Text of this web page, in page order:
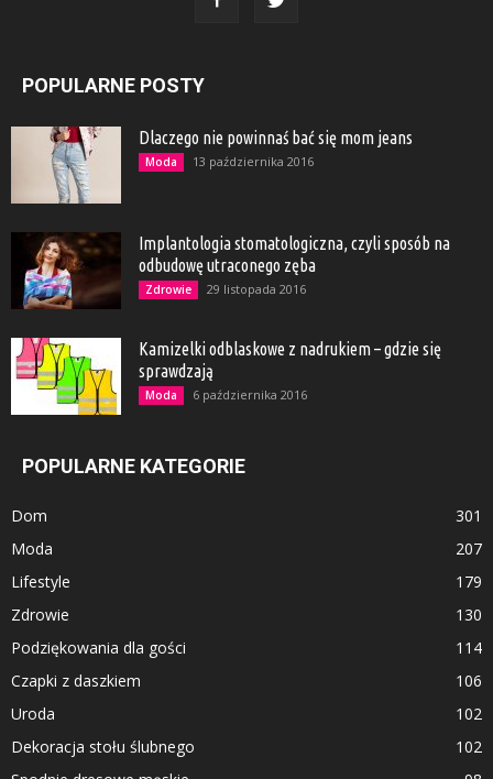
POPULARNE POSTY
Dlaczego nie powinnaś bać się mom jeans
Moda 13 października 2016
Implantologia stomatologiczna, czyli sposób na
odbudowę utraconego zęba
Zdrowie 29 listopada 2016
Kamizelki odblaskowe z nadrukiem – gdzie się
sprawdzają
Moda 6 października 2016
POPULARNE KATEGORIE
Dom
301
Moda
207
Lifestyle
179
Zdrowie
130
Podziękowania dla gości
114
Czapki z daszkiem
106
Uroda
102
Dekoracja stołu ślubnego
102